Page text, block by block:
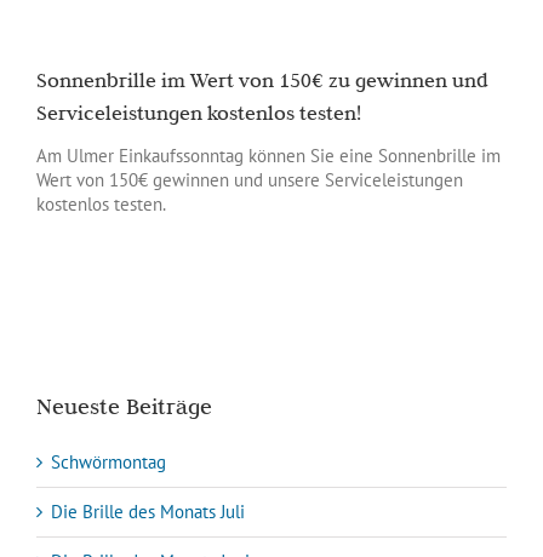
Sonnenbrille im Wert von 150€ zu gewinnen und
Serviceleistungen kostenlos testen!
Am Ulmer Einkaufssonntag können Sie eine Sonnenbrille im
Wert von 150€ gewinnen und unsere Serviceleistungen
kostenlos testen.
Neueste Beiträge
Schwörmontag
Die Brille des Monats Juli